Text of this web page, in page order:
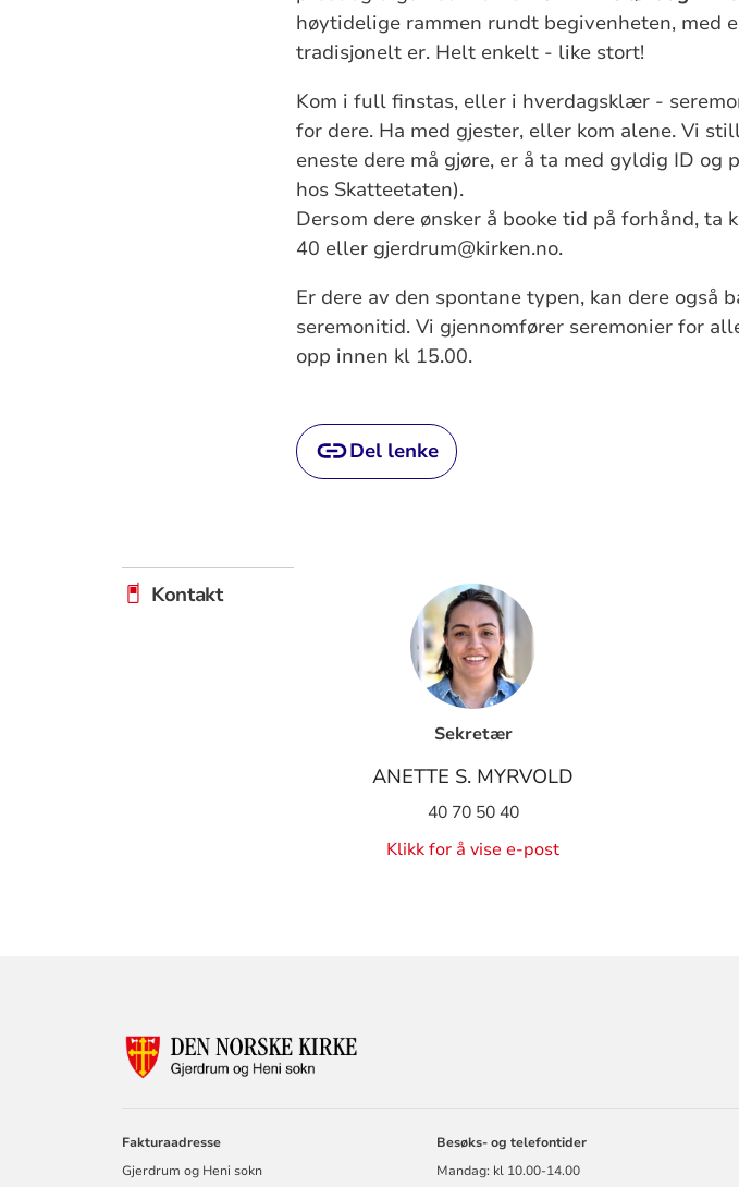
høytidelige rammen rundt begivenheten, med
tradisjonelt er. Helt enkelt - like stort!
Kom i full finstas, eller i hverdagsklær -
for dere. Ha med gjester, eller kom alene. Vi
eneste dere må gjøre, er å ta med gyldig ID
hos Skatteetaten).
Dersom dere ønsker å booke tid på forhånd,
40 eller gjerdrum@kirken.no.
Er dere av den spontane typen, kan dere også
seremonitid. Vi gjennomfører seremonier for
opp innen kl 15.00.
Del lenke
Kontakt
Sekretær
ANETTE S. MYRVOLD
40 70 50 40
Klikk for å vise e-post
Fakturaadresse
Gjerdrum og Heni sokn
Besøks- og telefontider
Mandag: kl 10.00-14.00